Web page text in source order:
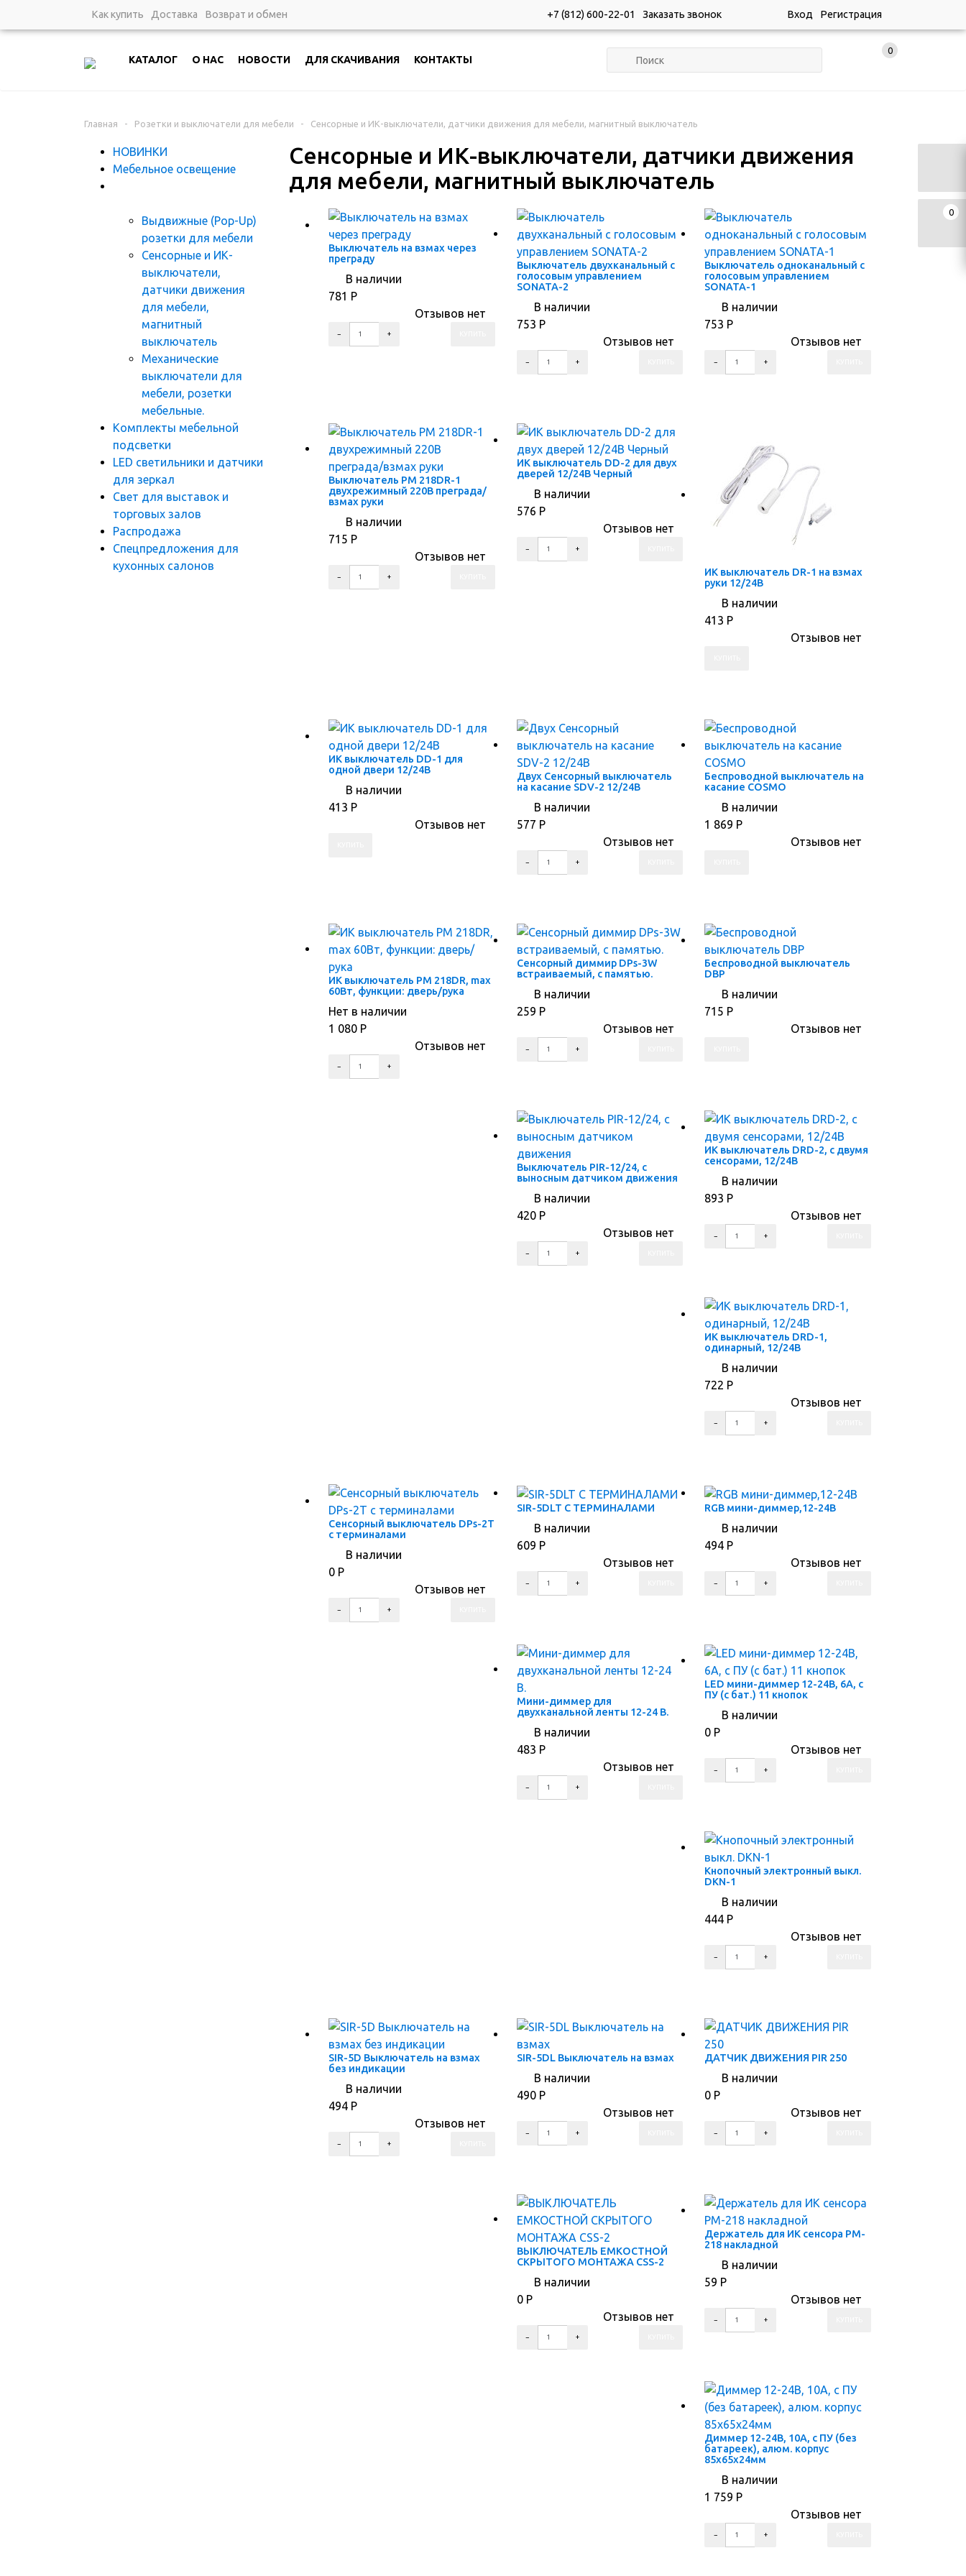
Как купить Доставка Возврат и обмен +7 (812) 600-22-01 Заказать звонок Вход Регистрация
КАТАЛОГ О НАС НОВОСТИ ДЛЯ СКАЧИВАНИЯ КОНТАКТЫ
0
0
Главная - Розетки и выключатели для мебели - Сенсорные и ИК-выключатели, датчики движения для мебели, магнитный выключатель
НОВИНКИ
Мебельное освещение
Выдвижные (Pop-Up)
розетки для мебели
Сенсорные и ИК-
выключатели,
датчики движения
для мебели,
магнитный
выключатель
Механические
выключатели для
мебели, розетки
мебельные.
Комплекты мебельной
подсветки
LED светильники и датчики
для зеркал
Свет для выставок и
торговых залов
Распродажа
Спецпредложения для
кухонных салонов
Сенсорные и ИК-выключатели, датчики движения
для мебели, магнитный выключатель
Выключатель на взмах через
преграду
В наличии
781 Р
Отзывов нет
Выключатель двухканальный с
голосовым управлением
SONATA-2
В наличии
753 Р
Отзывов нет
Выключатель одноканальный с
голосовым управлением
SONATA-1
В наличии
753 Р
Отзывов нет
Выключатель PM 218DR-1
двухрежимный 220В преграда/
взмах руки
В наличии
715 Р
Отзывов нет
ИК выключатель DD-2 для двух
дверей 12/24В Черный
В наличии
576 Р
Отзывов нет
ИК выключатель DR-1 на взмах
руки 12/24В
В наличии
413 Р
Отзывов нет
ИК выключатель DD-1 для
одной двери 12/24В
В наличии
413 Р
Отзывов нет
Двух Сенсорный выключатель
на касание SDV-2 12/24В
В наличии
577 Р
Отзывов нет
Беспроводной выключатель на
касание COSMO
В наличии
1 869 Р
Отзывов нет
ИК выключатель PM 218DR, max
60Вт, функции: дверь/рука
Нет в наличии
1 080 Р
Отзывов нет
Сенсорный диммир DPs-3W
встраиваемый, с памятью.
В наличии
259 Р
Отзывов нет
Беспроводной выключатель
DBP
В наличии
715 Р
Отзывов нет
Выключатель PIR-12/24, с
выносным датчиком движения
В наличии
420 Р
Отзывов нет
ИК выключатель DRD-2, с двумя
сенсорами, 12/24В
В наличии
893 Р
Отзывов нет
ИК выключатель DRD-1,
одинарный, 12/24В
В наличии
722 Р
Отзывов нет
Сенсорный выключатель DPs-2T
с терминалами
В наличии
0 Р
Отзывов нет
SIR-5DLT С ТЕРМИНАЛАМИ
В наличии
609 Р
Отзывов нет
RGB мини-диммер,12-24В
В наличии
494 Р
Отзывов нет
Мини-диммер для
двухканальной ленты 12-24 В.
В наличии
483 Р
Отзывов нет
LED мини-диммер 12-24В, 6А, c
ПУ (с бат.) 11 кнопок
В наличии
0 Р
Отзывов нет
Кнопочный электронный выкл.
DKN-1
В наличии
444 Р
Отзывов нет
SIR-5D Выключатель на взмах
без индикации
В наличии
494 Р
Отзывов нет
SIR-5DL Выключатель на взмах
В наличии
490 Р
Отзывов нет
ДАТЧИК ДВИЖЕНИЯ PIR 250
В наличии
0 Р
Отзывов нет
ВЫКЛЮЧАТЕЛЬ ЕМКОСТНОЙ
СКРЫТОГО МОНТАЖА CSS-2
В наличии
0 Р
Отзывов нет
Держатель для ИК сенсора PM-
218 накладной
В наличии
59 Р
Отзывов нет
Диммер 12-24В, 10А, c ПУ (без
батареек), алюм. корпус
85x65x24мм
В наличии
1 759 Р
Отзывов нет